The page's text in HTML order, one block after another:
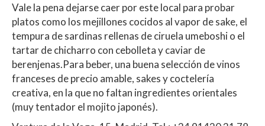
Vale la pena dejarse caer por este local para probar
platos como los mejillones cocidos al vapor de sake, el
tempura de sardinas rellenas de ciruela umeboshi o el
tartar de chicharro con cebolleta y caviar de
berenjenas.Para beber, una buena selección de vinos
franceses de precio amable, sakes y coctelería
creativa, en la que no faltan ingredientes orientales
(muy tentador el mojito japonés).